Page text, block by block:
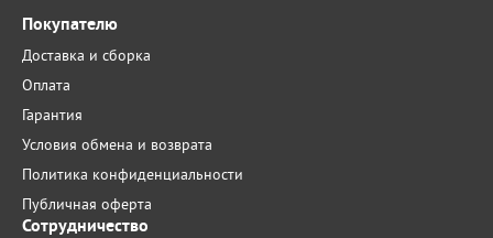
Покупателю
Доставка и сборка
Оплата
Гарантия
Условия обмена и возврата
Политика конфиденциальности
Публичная оферта
Сотрудничество